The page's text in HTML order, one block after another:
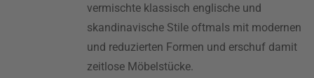
vermischte klassisch englische und
skandinavische Stile oftmals mit modernen
und reduzierten Formen und erschuf damit
zeitlose Möbelstücke.